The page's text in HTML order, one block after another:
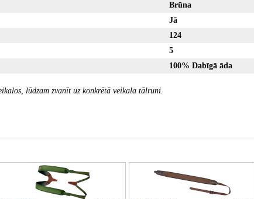
Brūna
Jā
124
5
100% Dabīgā āda
lūdzam zvanīt uz konkrētā veikala tālruni.